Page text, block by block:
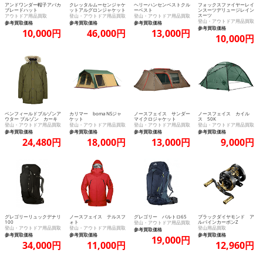
アンドワンダー帽子アバカ
ブレードハット
アウトドア用品買取
参考買取価格
10,000円
クレッタルムーセンジャケ
ットアルグロンジャケット
登山・アウトドア用品買取
参考買取価格
46,000円
ヘリーハンセンベストクル
ーベスト
登山・アウトドア用品買取
参考買取価格
13,000円
フォックスファイヤーレイ
ンスーツデリュージレイン
スーツ
登山・アウトドア用品買取
参考買取価格
10,000円
ペンフィールドブルゾンア
ウター ブルゾン カーキ
登山・アウトドア用品買取
参考買取価格
24,480円
カリマー boma NSジャ
ケット
登山・アウトドア用品買取
参考買取価格
18,000円
ノースフェイス サンダー
マイクロジャケット
登山・アウトドア用品買取
参考買取価格
13,000円
ノースフェイス カイル
ス 50K
登山・アウトドア用品買取
参考買取価格
9,000円
グレゴリーリュックデナリ
100
登山・アウトドア用品買取
参考買取価格
34,000円
ノースフェイス テルスフ
ォト
登山・アウトドア用品買取
参考買取価格
11,000円
グレゴリー バルトロ65
登山・アウトドア用品買取
参考買取価格
19,000円
ブラックダイヤモンド ア
ルパインカーボンZ
登山用品買取
参考買取価格
12,960円